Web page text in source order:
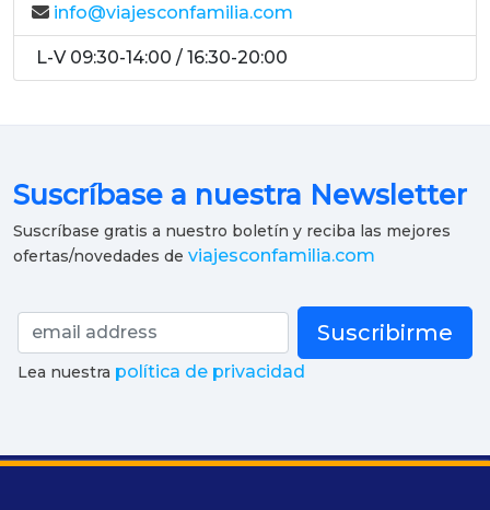
info@viajesconfamilia.com
L-V 09:30-14:00 / 16:30-20:00
Suscríbase a nuestra Newsletter
Suscríbase gratis a nuestro boletín y reciba las mejores
ofertas/novedades de viajesconfamilia.com
Suscribirme
Lea nuestra política de privacidad